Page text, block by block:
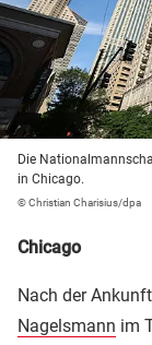
Die
in Chicago.
© Christian Charisius/dpa
Chicago
Nach der
Nagelsmann im